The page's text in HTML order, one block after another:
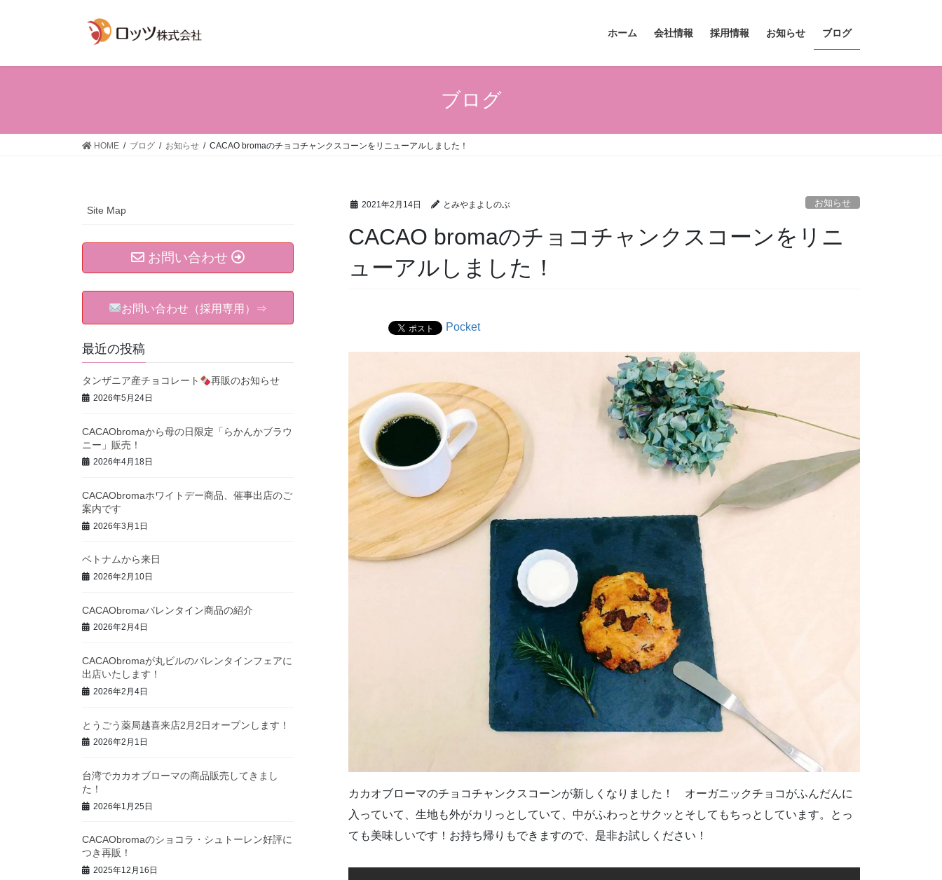
ホーム 会社情報 採用情報 お知らせ ブログ
ブログ
HOME ブログ お知らせ CACAO bromaのチョコチャンクスコーンをリニューアルしました！
2021年2月14日 とみやまよしのぶ お知らせ
CACAO bromaのチョコチャンクスコーンをリニ
ューアルしました！
Pocket
カカオブローマのチョコチャンクスコーンが新しくなりました！ オーガニックチョコがふんだんに
入っていて、生地も外がカリっとしていて、中がふわっとサクッとそしてもちっとしています。とっ
ても美味しいです！お持ち帰りもできますので、是非お試しください！
Site Map
お問い合わせ
お問い合わせ（採用専用）⇒
最近の投稿
タンザニア産チョコレート 再販のお知らせ
2026年5月24日
CACAObromaから母の日限定「らかんかブラウ
ニー」販売！
2026年4月18日
CACAObromaホワイトデー商品、催事出店のご
案内です
2026年3月1日
ベトナムから来日
2026年2月10日
CACAObromaバレンタイン商品の紹介
2026年2月4日
CACAObromaが丸ビルのバレンタインフェアに
出店いたします！
2026年2月4日
とうごう薬局越喜来店2月2日オープンします！
2026年2月1日
台湾でカカオブローマの商品販売してきまし
た！
2026年1月25日
CACAObromaのショコラ・シュトーレン好評に
つき再販！
2025年12月16日